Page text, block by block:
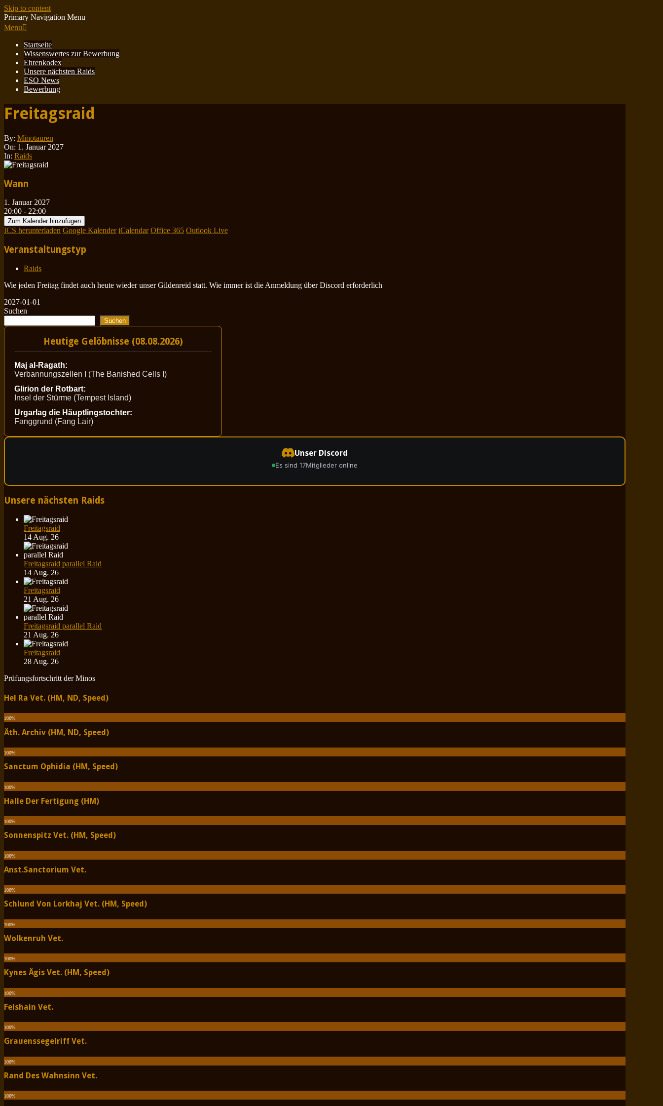
Skip to content
Primary Navigation Menu
Menu
Startseite
Wissenswertes zur Bewerbung
Ehrenkodex
Unsere nächsten Raids
ESO News
Bewerbung
Freitagsraid
By: Minotauren
On: 1. Januar 2027
In: Raids
Wann
1. Januar 2027
20:00 - 22:00
Zum Kalender hinzufügen
ICS herunterladen Google Kalender iCalendar Office 365 Outlook Live
Veranstaltungstyp
Raids
Wie jeden Freitag findet auch heute wieder unser Gildenreid statt. Wie immer ist die Anmeldung über Discord erforderlich
2027-01-01
Suchen
Suchen
Heutige Gelöbnisse (08.08.2026)
Maj al-Ragath:
Verbannungszellen I (The Banished Cells I)
Glirion der Rotbart:
Insel der Stürme (Tempest Island)
Urgarlag die Häuptlingstochter:
Fanggrund (Fang Lair)
Unser Discord
Es sind 17Mitglieder online
Unsere nächsten Raids
Freitagsraid
14 Aug. 26
Freitagsraid parallel Raid
14 Aug. 26
Freitagsraid
21 Aug. 26
Freitagsraid parallel Raid
21 Aug. 26
Freitagsraid
28 Aug. 26
Prüfungsfortschritt der Minos
Hel Ra Vet. (HM, ND, Speed)
100%
Äth. Archiv (HM, ND, Speed)
100%
Sanctum Ophidia (HM, Speed)
100%
Halle Der Fertigung (HM)
100%
Sonnenspitz Vet. (HM, Speed)
100%
Anst.Sanctorium Vet.
100%
Schlund Von Lorkhaj Vet. (HM, Speed)
100%
Wolkenruh Vet.
100%
Kynes Ägis Vet. (HM, Speed)
100%
Felshain Vet.
100%
Grauenssegelriff Vet.
100%
Rand Des Wahnsinn Vet.
100%